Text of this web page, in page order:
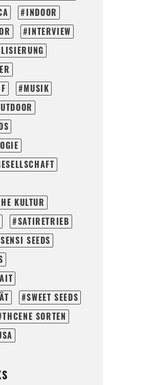
INDOOR
INTERVIEW
MUSIK
KULTUR
SATIRETRIEB
SENSI SEEDS
SWEET SEEDS
THCENE SORTEN